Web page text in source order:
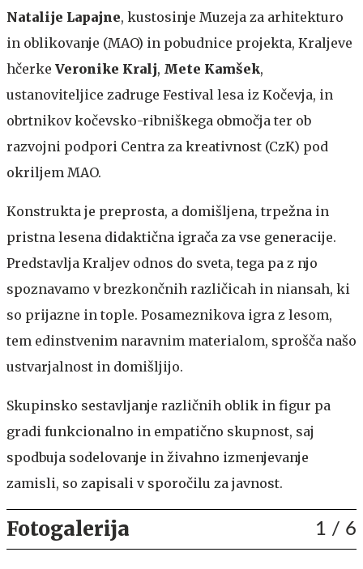
Natalije Lapajne, kustosinje Muzeja za arhitekturo
in oblikovanje (MAO) in pobudnice projekta, Kraljeve
hčerke Veronike Kralj, Mete Kamšek,
ustanoviteljice zadruge Festival lesa iz Kočevja, in
obrtnikov kočevsko-ribniškega območja ter ob
razvojni podpori Centra za kreativnost (CzK) pod
okriljem MAO.
Konstrukta je preprosta, a domišljena, trpežna in
pristna lesena didaktična igrača za vse generacije.
Predstavlja Kraljev odnos do sveta, tega pa z njo
spoznavamo v brezkončnih različicah in niansah, ki
so prijazne in tople. Posameznikova igra z lesom,
tem edinstvenim naravnim materialom, sprošča našo
ustvarjalnost in domišljijo.
Skupinsko sestavljanje različnih oblik in figur pa
gradi funkcionalno in empatično skupnost, saj
spodbuja sodelovanje in živahno izmenjevanje
zamisli, so zapisali v sporočilu za javnost.
Fotogalerija 1 / 6